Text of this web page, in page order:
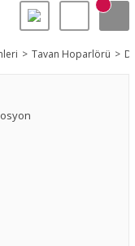
Tavan Hoparlörü